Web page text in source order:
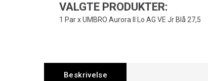
VALGTE PRODUKTER:
1 Par x UMBRO Aurora II Lo AG VE Jr Blå 27,5
Beskrivelse